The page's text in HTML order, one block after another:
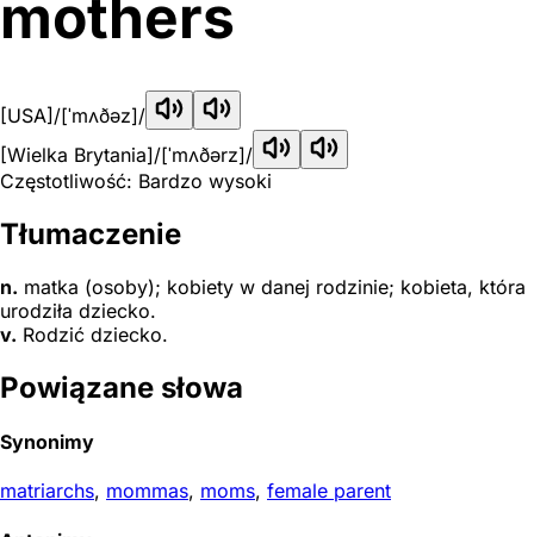
mothers
[USA] /[ˈmʌðəz]/
[Wielka Brytania]/[ˈmʌðərz]/
Częstotliwość: Bardzo wysoki
Tłumaczenie
n. matka (osoby); kobiety w danej rodzinie; kobieta, która
urodziła dziecko.
v. Rodzić dziecko.
Powiązane słowa
Synonimy
matriarchs, mommas, moms, female parent